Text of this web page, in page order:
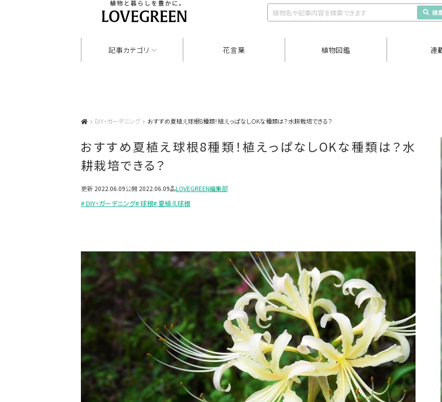
検
記事カテゴリ 花言葉 植物図鑑 連
DIY・ガーデニング おすすめ夏植え球根8種類！植えっぱなしOKな種類は？水耕栽培できる？
おすすめ夏植え球根8種類！植えっぱなしOKな種類は？水
耕栽培できる？
更新 2022.06.09公開 2022.06.09 LOVEGREEN編集部
# DIY・ガーデニング# 球根# 夏植え球根